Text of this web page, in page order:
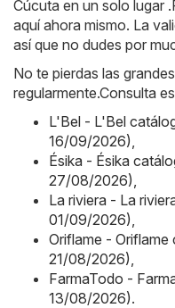
Cúcuta en un solo lugar
aquí ahora mismo. La
así que no dudes por
No te pierdas las
regularmente.Consulta
L'Bel - L'Bel
16/09/2026)
Ésika - Ésika
27/08/2026)
La riviera - La
01/09/2026)
Oriflame -
21/08/2026)
FarmaTodo -
13/08/2026).